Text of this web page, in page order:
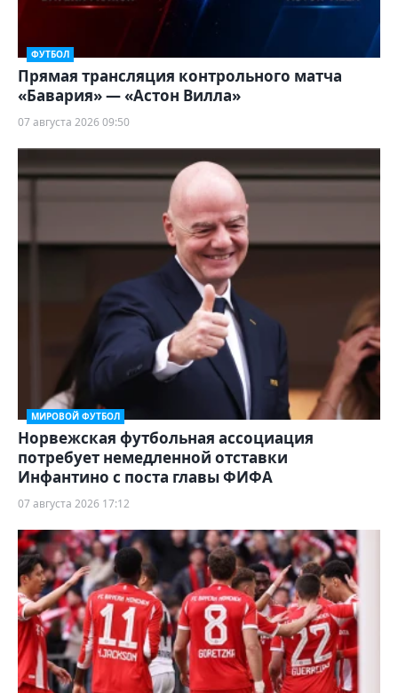
ФУТБОЛ
Прямая трансляция контрольного матча
«Бавария» — «Астон Вилла»
07 августа 2026 09:50
МИРОВОЙ ФУТБОЛ
Норвежская футбольная ассоциация
потребует немедленной отставки
Инфантино с поста главы ФИФА
07 августа 2026 17:12